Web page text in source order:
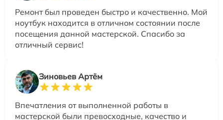
Ремонт был проведен быстро и качественно. Мой
ноутбук находится в отличном состоянии после
посещения данной мастерской. Спасибо за
отличный сервис!
Зиновьев Артём
Впечатления от выполненной работы в
мастерской были превосходные, качество и